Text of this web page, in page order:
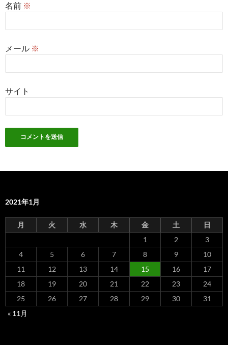
名前 ※
メール ※
サイト
2021年1月
月 火 水 木 金 土
日
1
2
3
4
5 6 7 8 9
10
11
12 13 14 15 16
17
18
19 20 21 22 23
24
25
26 27 28 29 30
31
« 11月